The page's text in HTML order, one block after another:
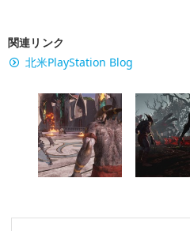
関連リンク
北米PlayStation Blog